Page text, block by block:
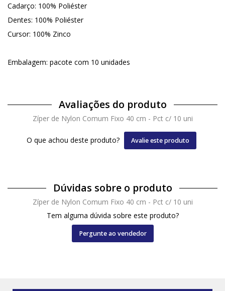
Cadarço: 100% Poliéster
Dentes: 100% Poliéster
Cursor: 100% Zinco
Embalagem: pacote com 10 unidades
Avaliações do produto
Zíper de Nylon Comum Fixo 40 cm - Pct c/ 10 uni
O que achou deste produto? Avalie este produto
Dúvidas sobre o produto
Zíper de Nylon Comum Fixo 40 cm - Pct c/ 10 uni
Tem alguma dúvida sobre este produto?
Pergunte ao vendedor